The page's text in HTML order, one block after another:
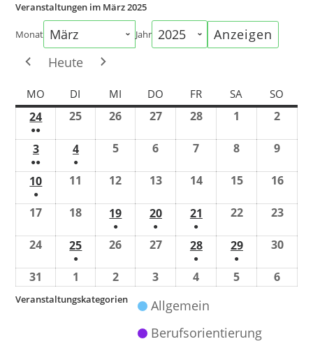
Veranstaltungen im März 2025
Monat Jahr
Heute
MO DI MI DO FR SA SO
24
●●
25 26 27 28 1 2
3
●●
4
●
5 6 7 8 9
10
●
11 12 13 14 15 16
17 18 19
●
20
●
21
●
22 23
24 25
●
26 27 28
●
29
●
30
31 1 2 3 4 5 6
Veranstaltungskategorien
Allgemein
Berufsorientierung